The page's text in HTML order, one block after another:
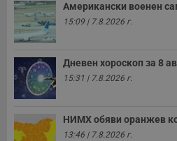
Американски военен
15:09 | 7.8.2026 г.
Дневен хороскоп за 8
15:31 | 7.8.2026 г.
НИМХ обяви оранжев
13:46 | 7.8.2026 г.